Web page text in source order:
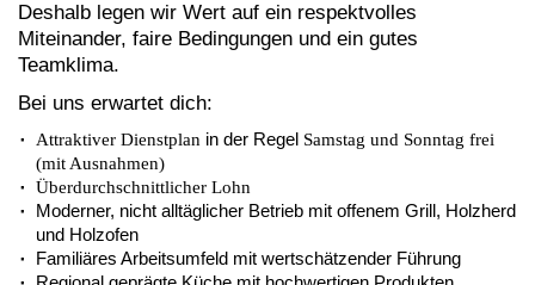
Deshalb legen wir Wert auf ein respektvolles
Miteinander, faire Bedingungen und ein gutes
Teamklima.
Bei uns erwartet dich:
Attraktiver Dienstplan in der Regel Samstag und Sonntag frei
(mit Ausnahmen)
Überdurchschnittlicher Lohn
Moderner, nicht alltäglicher Betrieb mit offenem Grill, Holzherd
und Holzofen
Familiäres Arbeitsumfeld mit wertschätzender Führung